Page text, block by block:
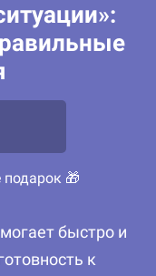
подарок 🎁
быстро и
к